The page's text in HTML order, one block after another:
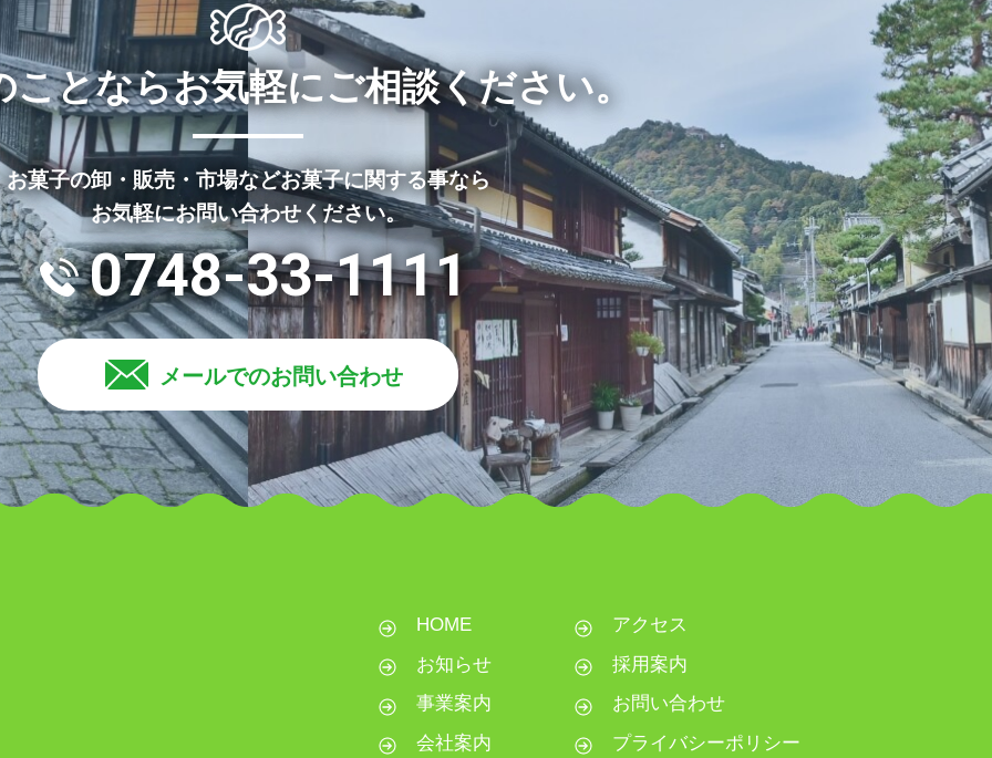
ことならお気軽にご相談ください。
お菓子の卸・販売・市場などお菓子に関する事なら
お気軽にお問い合わせください。
0748-33-1111
メールでのお問い合わせ
HOME
お知らせ
事業案内
会社案内
アクセス
採用案内
お問い合わせ
プライバシーポリシー